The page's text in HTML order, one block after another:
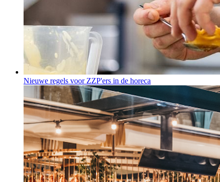
Nieuwe regels voor ZZP'ers in de horeca